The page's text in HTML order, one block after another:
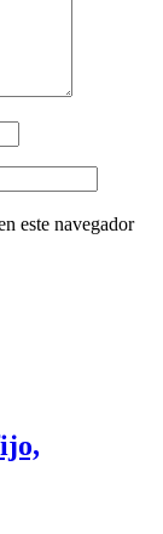
este navegador